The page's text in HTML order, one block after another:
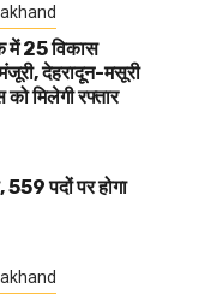
में 25 विकास
देहरादून-मसूरी
मिलेगी रफ्तार
559 पदों पर होगा